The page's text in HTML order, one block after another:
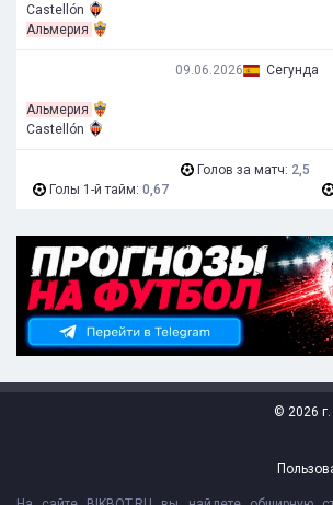
Castellón
Альмерия
09.06.2026 Сегунда
Альмерия
Castellón
Голов за матч: 2,5
Голы 1-й тайм: 0,67
© 2026